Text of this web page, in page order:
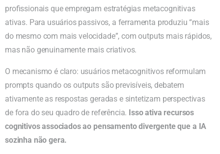
profissionais que empregam estratégias metacognitivas
ativas. Para usuários passivos, a ferramenta produziu “mais
do mesmo com mais velocidade”, com outputs mais rápidos,
mas não genuinamente mais criativos.
O mecanismo é claro: usuários metacognitivos reformulam
prompts quando os outputs são previsíveis, debatem
ativamente as respostas geradas e sintetizam perspectivas
de fora do seu quadro de referência. Isso ativa recursos
cognitivos associados ao pensamento divergente que a IA
sozinha não gera.